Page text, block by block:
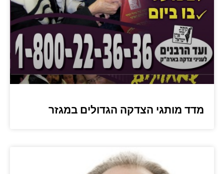
מדד מותגי הצדקה הגדולים במגזר